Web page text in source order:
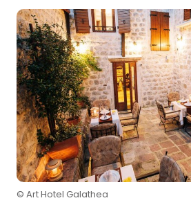
© Art Hotel Galathea